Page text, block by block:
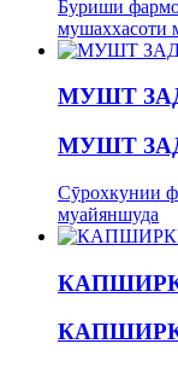
Буриши
мушаххасоти
МУШТ
МУШТ
Сӯрохкунии
муайяншуда